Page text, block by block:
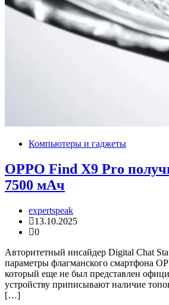
Компьютеры и гаджеты
OPPO Find X9 Pro
7500 мАч
expertspeak
13.10.2025
0
Авторитетный инсайдер Digital Chat
параметры флагманского смартфона
который еще не был представлен
устройству приписывают наличие
[…]